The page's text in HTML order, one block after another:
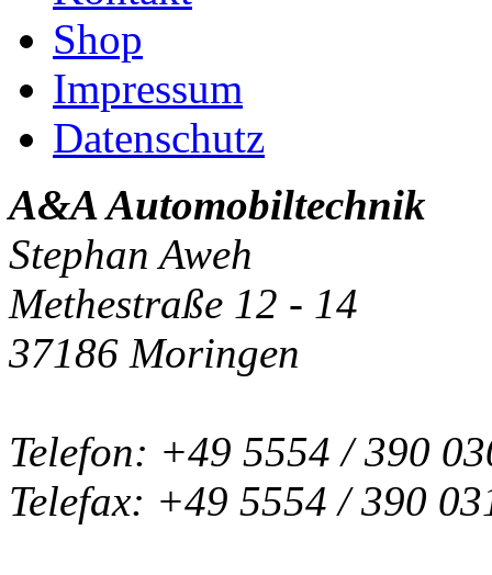
Shop
Impressum
Datenschutz
A&A Automobiltechnik
Stephan Aweh
Methestraße 12 - 14
37186 Moringen
Telefon: +49 5554 / 390
Telefax: +49 5554 / 390